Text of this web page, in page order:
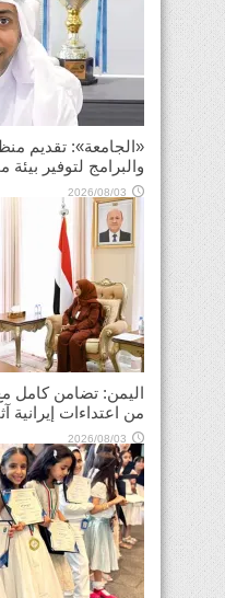
«الجامعة»: تقديم
والبرامج لتوفير بيئة
2026/08/03
اليمن: تضامن كامل
من اعتداءات إيرانية
2026/08/03